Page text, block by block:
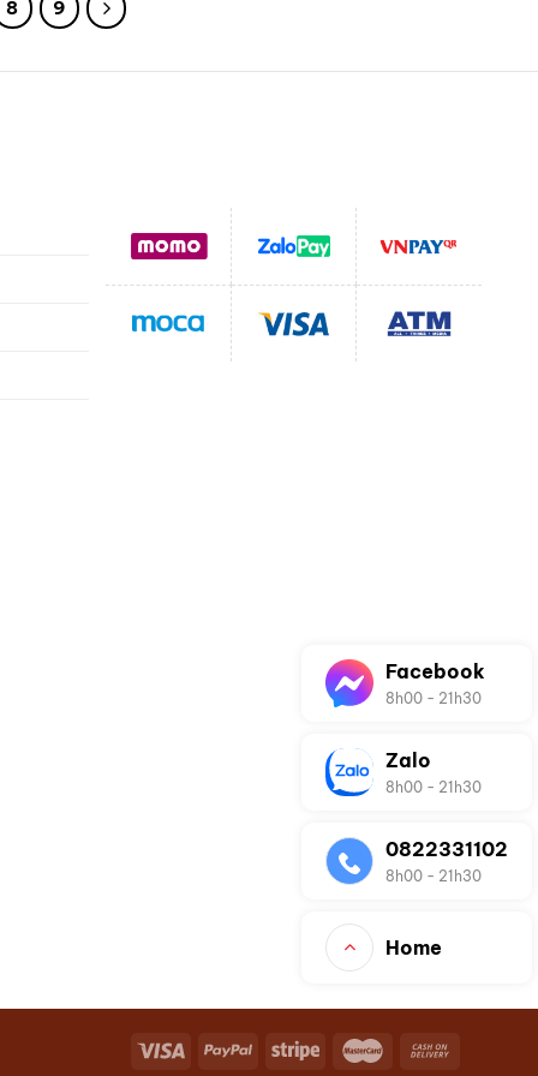
8 9
Facebook
8h00 - 21h30
Zalo
8h00 - 21h30
0822331102
8h00 - 21h30
Home